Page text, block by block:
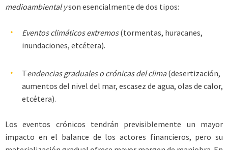
medioambiental yson esencialmente de dos tipos:
Eventos climáticos extremos(tormentas, huracanes,
inundaciones, etcétera).
Tendencias graduales o crónicas del clima(desertización,
aumentos del nivel del mar, escasez de agua, olas de calor,
etcétera).
Los eventos crónicos tendrán previsiblemente un mayor
impacto en el balance de los actores financieros, pero su